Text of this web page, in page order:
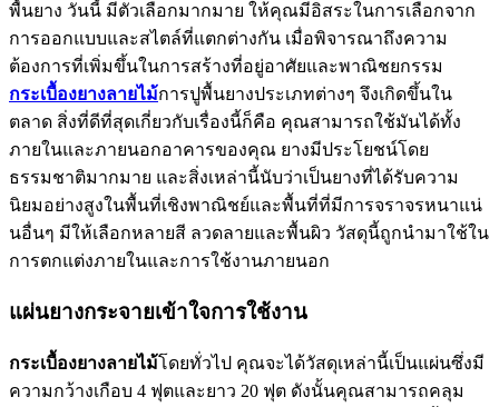
พื้นยาง วันนี้ มีตัวเลือกมากมาย ให้คุณมีอิสระในการเลือกจาก
การออกแบบและสไตล์ที่แตกต่างกัน เมื่อพิจารณาถึงความ
ต้องการที่เพิ่มขึ้นในการสร้างที่อยู่อาศัยและพาณิชยกรรม
กระเบื้องยางลายไม้การปูพื้นยางประเภทต่างๆ จึงเกิดขึ้นใน
ตลาด สิ่งที่ดีที่สุดเกี่ยวกับเรื่องนี้ก็คือ คุณสามารถใช้มันได้ทั้ง
ภายในและภายนอกอาคารของคุณ ยางมีประโยชน์โดย
ธรรมชาติมากมาย และสิ่งเหล่านี้นับว่าเป็นยางที่ได้รับความ
นิยมอย่างสูงในพื้นที่เชิงพาณิชย์และพื้นที่ที่มีการจราจรหนาแน่
นอื่นๆ มีให้เลือกหลายสี ลวดลายและพื้นผิว วัสดุนี้ถูกนำมาใช้ใน
การตกแต่งภายในและการใช้งานภายนอก
แผ่นยางกระจายเข้าใจการใช้งาน
กระเบื้องยางลายไม้โดยทั่วไป คุณจะได้วัสดุเหล่านี้เป็นแผ่นซึ่งมี
ความกว้างเกือบ 4 ฟุตและยาว 20 ฟุต ดังนั้นคุณสามารถคลุม